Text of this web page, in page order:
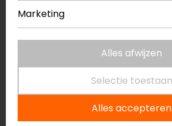
voorkomen.
Een goed onderhouden en
alleen voor beter zicht, maar
veiligheid op de weg. Zorg er dus
altijd in topconditie is voordat je
Meer informatie nodig?
Heb je meer informatie nodig over
Marketing
Alles afwijzen
Selectie toestaan
Alles accepteren